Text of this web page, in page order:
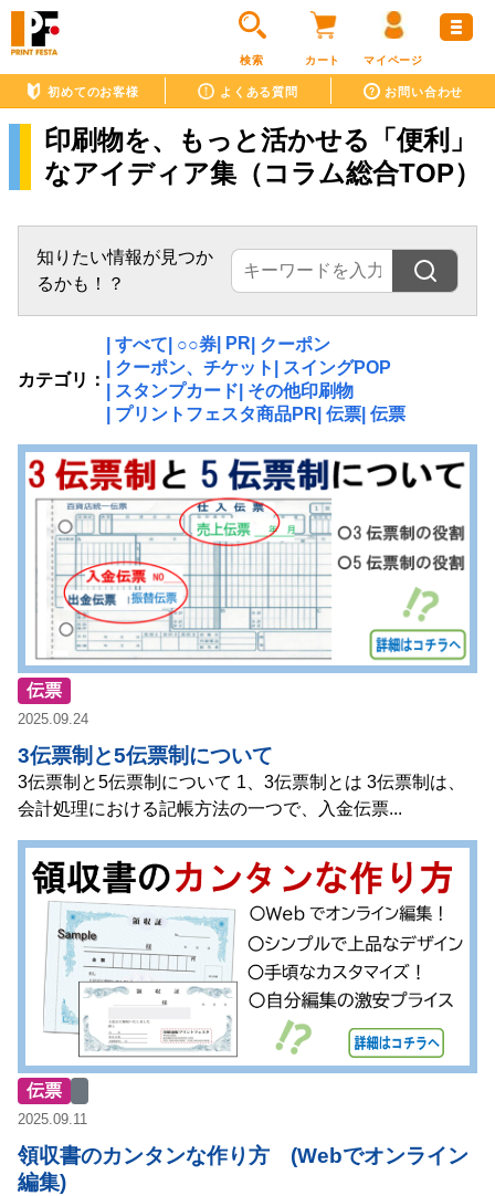
検索 カート マイページ
初めてのお客様 よくある質問 お問い合わせ
印刷物を、もっと活かせる「便利」
なアイディア集（コラム総合TOP）
知りたい情報が見つか
るかも！？
カテゴリ：
| すべて | ○○券 | PR | クーポン
| クーポン、チケット
| スイングPOP
| スタンプカード | その他印刷物
| プリントフェスタ商品PR | 伝票 | 伝票
伝票
2025.09.24
3伝票制と5伝票制について
3伝票制と5伝票制について 1、3伝票制とは 3伝票制は、
会計処理における記帳方法の一つで、入金伝票...
伝票
2025.09.11
領収書のカンタンな作り方 (Webでオンライン
編集)